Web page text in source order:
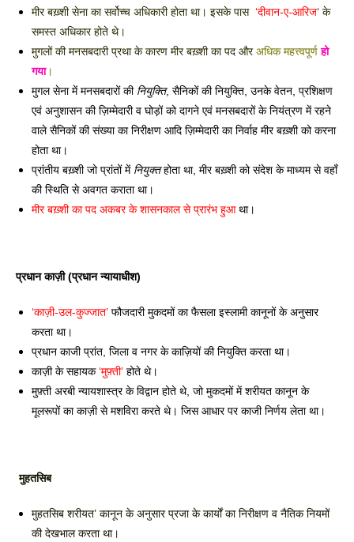
मीर बख़्शी सेना का सर्वोच्च अधिकारी होता था। इसके पास ‘दीवान-ए-आरिज‘ के
समस्त अधिकार होते थे।
मुगलों की मनसबदारी प्रथा के कारण मीर बख़्शी का पद और अधिक महत्त्वपूर्ण हो
गया।
मुगल सेना में मनसबदारों की नियुक्ति, सैनिकों की नियुक्ति, उनके वेतन, प्रशिक्षण
एवं अनुशासन की ज़िम्मेदारी व घोड़ों को दागने एवं मनसबदारों के नियंत्रण में रहने
वाले सैनिकों की संख्या का निरीक्षण आदि ज़िम्मेदारी का निर्वाह मीर बख़्शी को करना
होता था।
प्रांतीय बख़्शी जो प्रांतों में नियुक्त होता था, मीर बख़्शी को संदेश के माध्यम से वहाँ
की स्थिति से अवगत कराता था।
मीर बख़्शी का पद अकबर के शासनकाल से प्रारंभ हुआ था।
प्रधान काज़ी (प्रधान न्यायाधीश)
‘काज़ी-उल-कुज्जात’ फौजदारी मुकदमों का फैसला इस्लामी कानूनों के अनुसार
करता था।
प्रधान काजी प्रांत, जिला व नगर के काज़ियों की नियुक्ति करता था।
काज़ी के सहायक ‘मुफ़्ती’ होते थे।
मुफ़्ती अरबी न्यायशास्त्र के विद्वान होते थे, जो मुकदमों में शरीयत कानून के
मूलरूपों का काज़ी से मशविरा करते थे। जिस आधार पर काजी निर्णय लेता था।
मुहतसिब
मुहतसिब शरीयत’ कानून के अनुसार प्रजा के कार्यों का निरीक्षण व नैतिक नियमों
की देखभाल करता था।